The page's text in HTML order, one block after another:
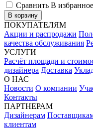
Сравнить В избранное
В корзину
ПОКУПАТЕЛЯМ
Акции и распродажи
качества обслуживания
УСЛУГИ
Расчёт площади и
дизайнера Доставка
О НАС
Новости О компании
Контакты
ПАРТНЕРАМ
Дизайнерам
клиентам